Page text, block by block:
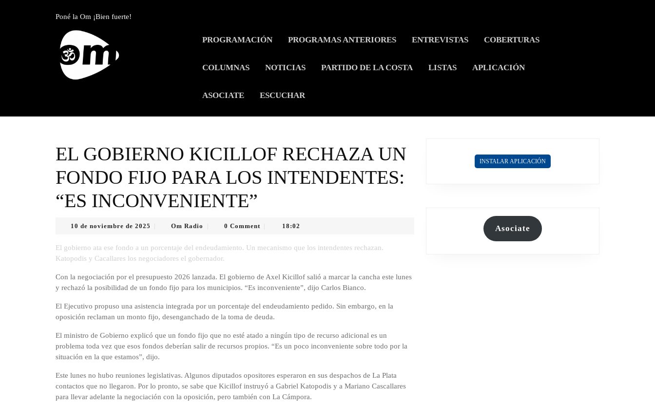
Poné la Om ¡Bien fuerte!
PROGRAMACIÓN PROGRAMAS ANTERIORES ENTREVISTAS COBERTURAS
COLUMNAS NOTICIAS PARTIDO DE LA COSTA LISTAS APLICACIÓN
ASOCIATE ESCUCHAR
EL GOBIERNO KICILLOF RECHAZA UN
FONDO FIJO PARA LOS INTENDENTES:
“ES INCONVENIENTE”
10 de noviembre de 2025
noviembre
de
2025
Om Radio 0 Comment 18:02
El gobierno ata ese fondo a un porcentaje del endeudamiento. Un mecanismo que los intendentes rechazan.
Katopodis y Cacallares los negociadores el gobernador.
Con la negociación por el presupuesto 2026 lanzada. El gobierno de Axel Kicillof salió a marcar la cancha este lunes
y rechazó la posibilidad de un fondo fijo para los municipios. “Es inconveniente”, dijo Carlos Bianco.
El Ejecutivo propuso una asistencia integrada por un porcentaje del endeudamiento pedido. Sin embargo, en la
oposición reclaman un monto fijo, desenganchado de la toma de deuda.
El ministro de Gobierno explicó que un fondo fijo que no esté atado a ningún tipo de recurso adicional es un
problema toda vez que esos fondos deberían salir de recursos propios. “Es un poco inconveniente sobre todo por la
situación en la que estamos”, dijo.
Este lunes no hubo reuniones legislativas. Algunos diputados opositores esperaron en sus despachos de La Plata
contactos que no llegaron. Por lo pronto, se sabe que Kicillof instruyó a Gabriel Katopodis y a Mariano Cascallares
para llevar adelante la negociación con la oposición, pero también con La Cámpora.
INSTALAR APLICACIÓN
Asociate